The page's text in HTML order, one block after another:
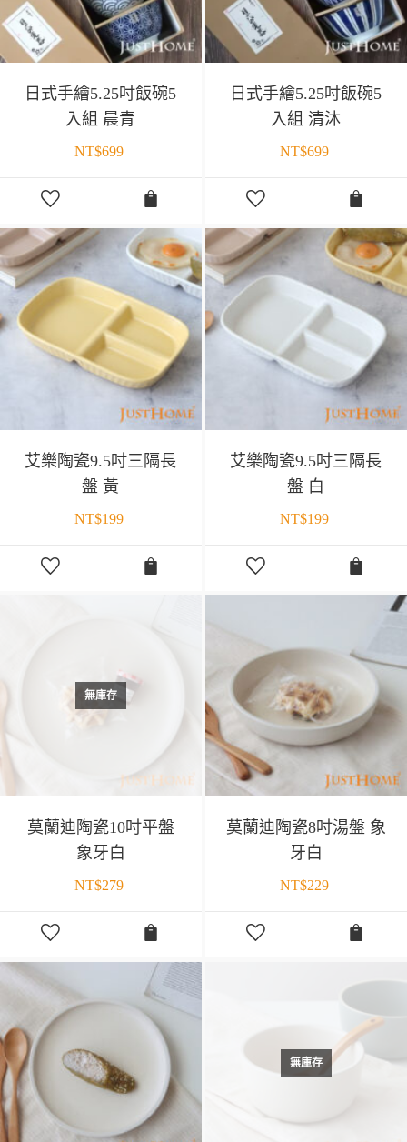
日式手繪5.25吋飯碗5
入組 晨青
NT$699
日式手繪5.25吋飯碗5
入組 清沐
NT$699
艾樂陶瓷9.5吋三隔長
盤 黃
NT$199
艾樂陶瓷9.5吋三隔長
盤 白
NT$199
無庫存
莫蘭迪陶瓷10吋平盤
象牙白
NT$279
莫蘭迪陶瓷8吋湯盤 象
牙白
NT$229
無庫存